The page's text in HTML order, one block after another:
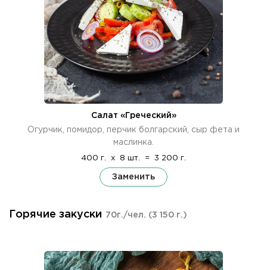
Салат «Греческий»
Огурчик, помидор, перчик болгарский, сыр фета и
маслинка.
400 г. x 8 шт. = 3 200 г.
Заменить
Горячие закуски 70г./чел. (3 150 г.)